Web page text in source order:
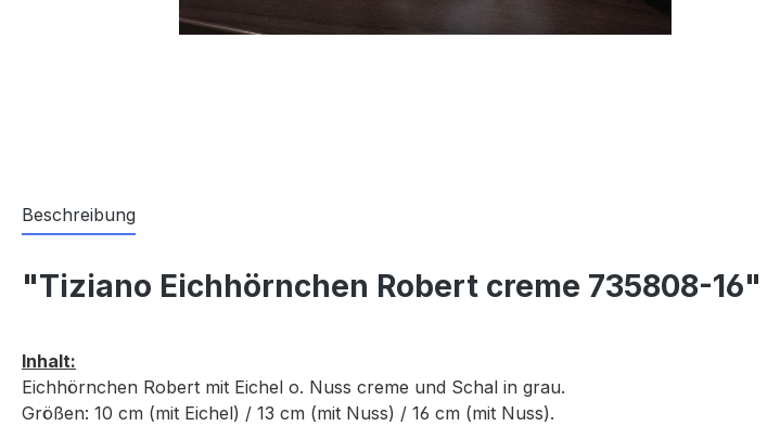
Beschreibung
"Tiziano Eichhörnchen Robert creme 735808-16"
Inhalt:
Eichhörnchen Robert mit Eichel o. Nuss creme und Schal in grau.
Größen: 10 cm (mit Eichel) / 13 cm (mit Nuss) / 16 cm (mit Nuss).